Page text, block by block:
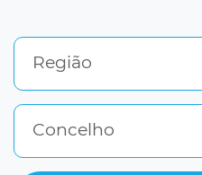
Região
Concelho